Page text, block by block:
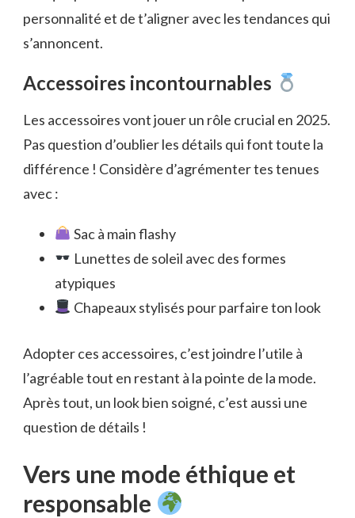
personnalité et de t’aligner avec les tendances qui
s’annoncent.
Accessoires incontournables
Les accessoires vont jouer un rôle crucial en 2025.
Pas question d’oublier les détails qui font toute la
différence ! Considère d’agrémenter tes tenues
avec :
Sac à main flashy
Lunettes de soleil avec des formes
atypiques
Chapeaux stylisés pour parfaire ton look
Adopter ces accessoires, c’est joindre l’utile à
l’agréable tout en restant à la pointe de la mode.
Après tout, un look bien soigné, c’est aussi une
question de détails !
Vers une mode éthique et
responsable